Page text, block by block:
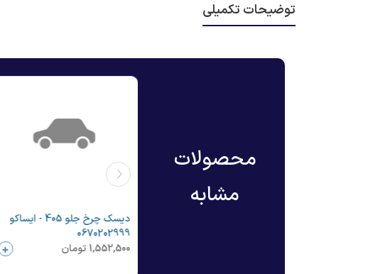
توضیحات تکمیلی
محصولات
مشابه
دیسک چرخ جلو 405 - ایساکو
0670202999
1,552,500 تومان